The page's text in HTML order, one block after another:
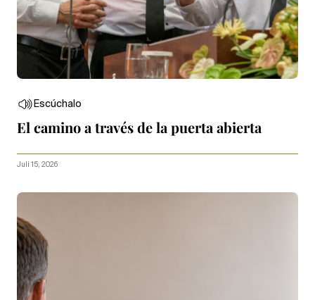
Escúchalo
El camino a través de la puerta abierta
Juli 15, 2026